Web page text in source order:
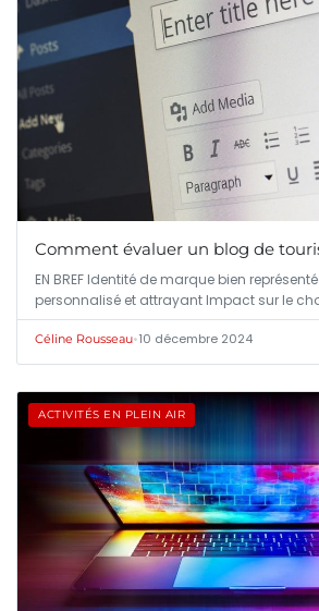
Comment évaluer un blog de
EN BREF Identité de marque bien
personnalisé et attrayant Impact sur le
Céline Rousseau•10 décembre 2024
ACTIVITÉS EN PLEIN AIR